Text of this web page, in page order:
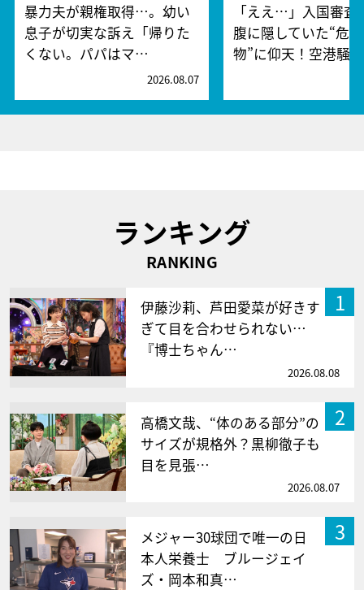
暴力夫が親権取得…。幼い
息子が切実な訴え「帰りた
くない。パパはマ…
2026.08.07
「ええ…」入国審査
腹に隠していた“危
物”に仰天！空港騒
ランキング
RANKING
1
伊藤沙莉、芦田愛菜が好きす
ぎて目を合わせられない…
『博士ちゃん…
2026.08.08
2
高橋文哉、“体のある部分”の
サイズが規格外？黒柳徹子も
目を見張…
2026.08.07
3
メジャー30球団で唯一の日
本人栄養士 ブルージェイ
ズ・岡本和真…